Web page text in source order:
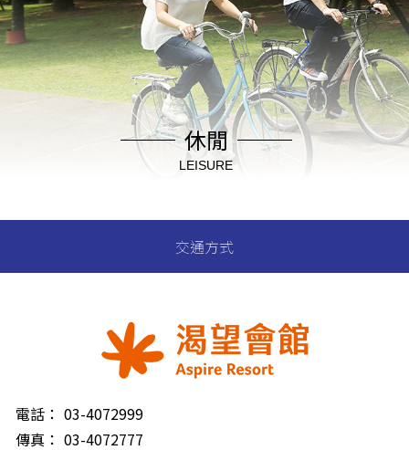
休閒
LEISURE
交通方式
電話： 03-4072999
傳真： 03-4072777